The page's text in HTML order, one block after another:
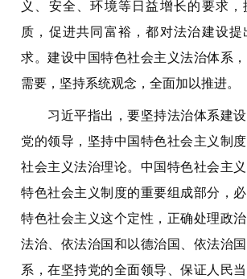
义、安全、环境等日益增长的要求
质，促进共同富裕，都对法治建设
求。建设中国特色社会主义法治体系
需要，坚持系统观念，全面加以推进。
习近平指出，要坚持法治体系建
党的领导，坚持中国特色社会主义制
社会主义法治理论。中国特色社会主
特色社会主义制度的重要组成部分，
特色社会主义这个定性，正确处理政
法治、依法治国和以德治国、依法治
系，在坚持党的全面领导、保证人民